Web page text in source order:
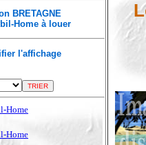
BRETAGNE
Home à louer
l'affichage
Home
Home